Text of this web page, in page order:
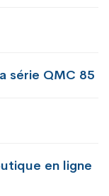
série QMC 85
en ligne